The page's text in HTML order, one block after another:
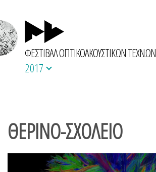
ΦΕΣΤΙΒΑΛ ΟΠΤΙΚΟΑΚΟΥΣΤΙΚΩΝ ΤΕΧΝΩΝ
2017
ΘΕΡΙΝΟ-ΣΧΟΛΕΙΟ